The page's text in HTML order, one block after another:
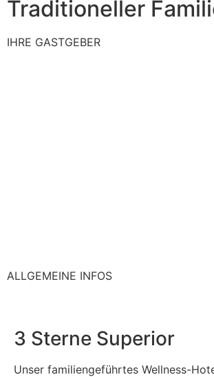
Traditioneller
IHRE GASTGEBER
ALLGEMEINE INFOS
3 Sterne Superior
Unser familiengeführtes Wellness-